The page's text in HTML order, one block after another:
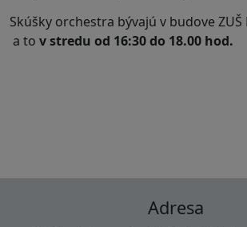
Skúšky orchestra bývajú v budove
a to v stredu od 16:30 do 18.00 hod.
Adresa